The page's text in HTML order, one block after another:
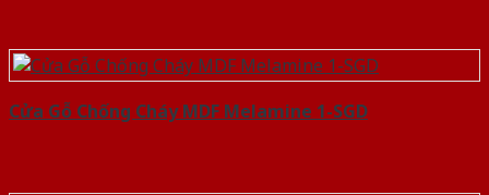
Cửa Gỗ Chống Cháy MDF Melamine 1-SGD